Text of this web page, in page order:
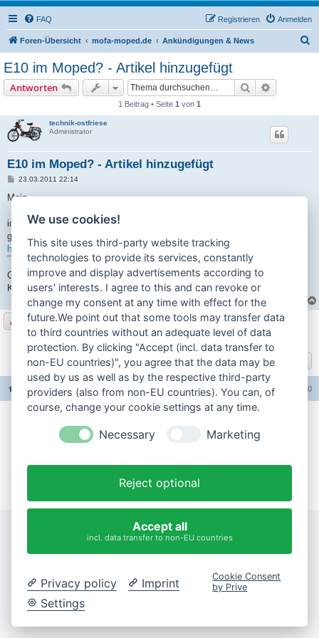
FAQ Anmelden
Registrieren
Foren-Übersicht mofa-moped.de Ankündigungen & News
E10 im Moped? - Artikel hinzugefügt
Antworten Suche
1 Beitrag • Seite 1 von 1
technik-ostfriese
Administrator
E10 im Moped? - Artikel hinzugefügt
B
i
23.03.2011 22:14
Moin,
ich habe eine Artikel zu dem aktuellen Thema "E10 im Moped-Tank"
geschrieben. Alles weitere hier:
http://www.technik-ostfriese.com/techni ... vpower.php
Grüße,
Kai
Antworten
1 Beitrag • Seite1von1
Gehe zu
Foren-Übersicht Alle Zeiten sindUTC+02:00
Alle Foren-Cookies löschen
Impressum
Cookie-Einstellungen ändern
We use cookies!
This site uses third-party website tracking
technologies to provide its services, constantly
improve and display advertisements according to
users' interests. I agree to this and can revoke or
change my consent at any time with effect for the
future.We point out that some tools may transfer data
to third countries without an adequate level of data
protection. By clicking "Accept (incl. data transfer to
non-EU countries)", you agree that the data may be
used by us as well as by the respective third-party
providers (also from non-EU countries). You can, of
course, change your cookie settings at any time.
Necessary Marketing
Reject optional
Accept all
incl. data transfer to non-EU countries
Privacy policy
Imprint
Settings
Cookie Consent
by Prive